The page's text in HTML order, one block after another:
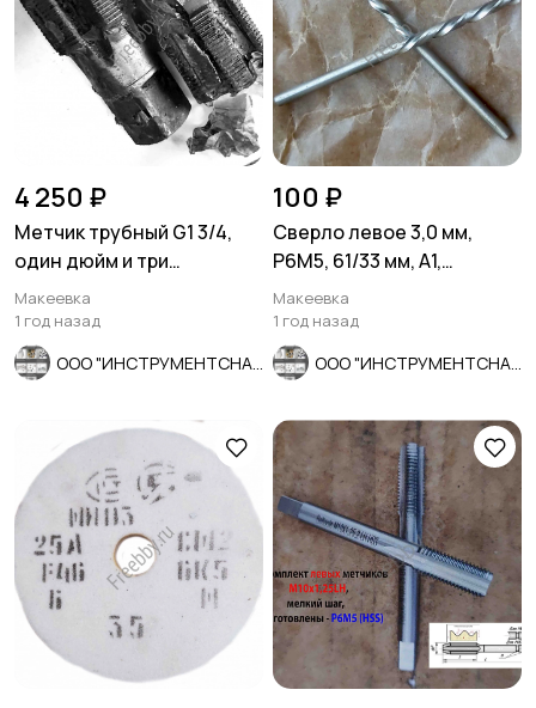
4 250 ₽
Метчик трубный G1 3/4,
один дюйм и три
четверти, 9ХС, сделано в
СССР.
Макеевка
1 год назад
100 ₽
Сверло левое 3,0 мм,
Р6М5, 61/33 мм, А1,
шлифованное, ГОСТ
10902-77.
Макеевка
1 год назад